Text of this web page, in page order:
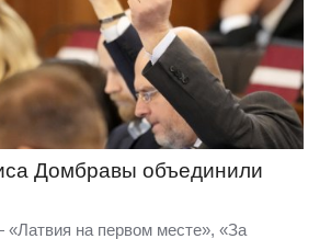
Домбравы объединили
на первом месте», «За